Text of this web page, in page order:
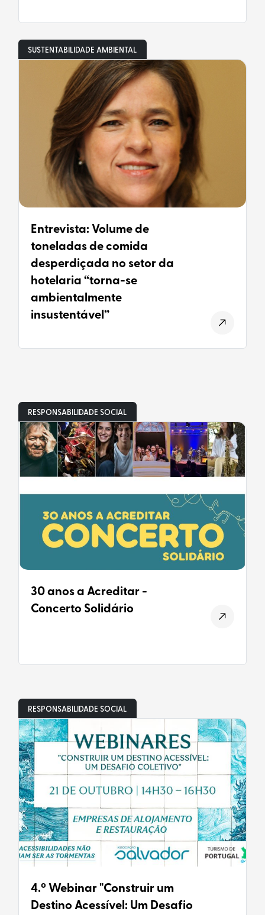
SUSTENTABILIDADE AMBIENTAL
Entrevista: Volume de
toneladas de comida
desperdiçada no setor da
hotelaria “torna-se
ambientalmente
insustentável”
RESPONSABILIDADE SOCIAL
30 anos a Acreditar -
Concerto Solidário
RESPONSABILIDADE SOCIAL
4.º Webinar "Construir um
Destino Acessível: Um Desafio